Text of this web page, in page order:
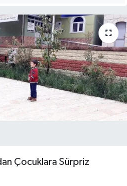
Çocuklara Sürpriz